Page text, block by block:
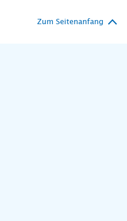
Zum Seitenanfang